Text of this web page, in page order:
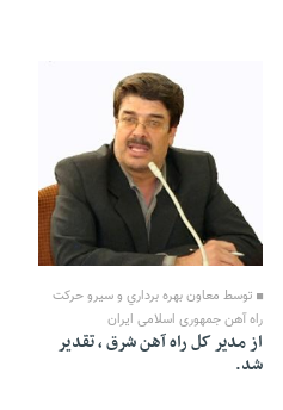
21 Farvardin 1391 - 20:09
توسط معاون بهره برداري و سيرو حرکت
راه آهن جمهوری اسلامی ایران
از مدير کل راه آهن شرق ، تقدیر
شد.